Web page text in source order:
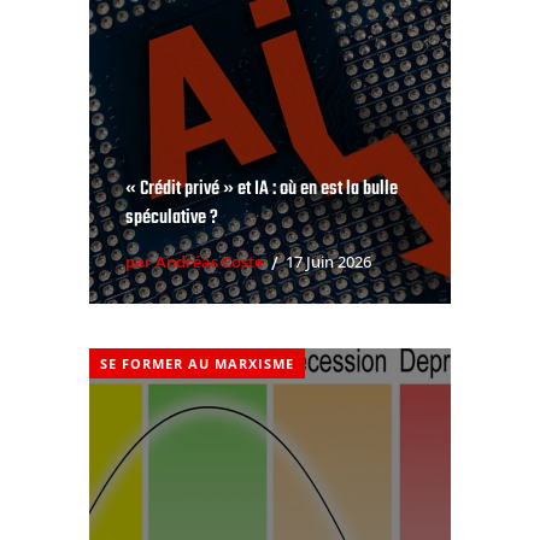
« Crédit privé » et IA : où en est la bulle
spéculative ?
par Andréas Coste 17 Juin 2026
SE FORMER AU MARXISME